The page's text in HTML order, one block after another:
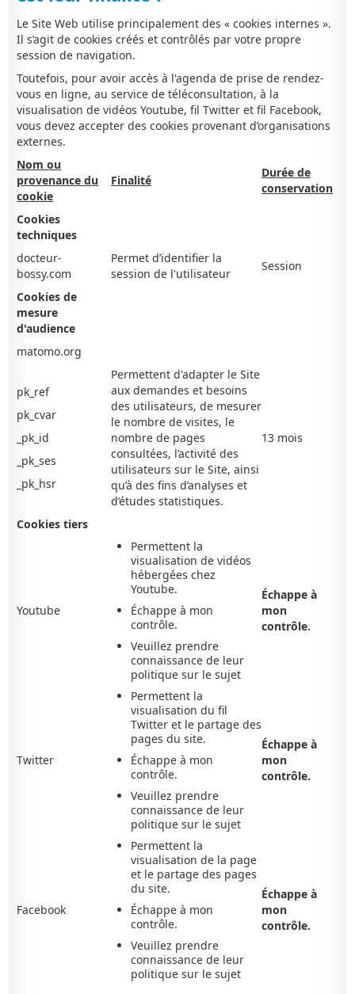
Le Site Web utilise principalement des « cookies internes ».
Il s’agit de cookies créés et contrôlés par votre propre
session de navigation.
Toutefois, pour avoir accès à l'agenda de prise de rendez-
vous en ligne, au service de téléconsultation, à la
visualisation de vidéos Youtube, fil Twitter et fil Facebook,
vous devez accepter des cookies provenant d’organisations
externes.
Nom ou
provenance du
cookie
Finalité
Durée de
conservation
Cookies
techniques
docteur-
bossy.com
Permet d’identifier la
session de l'utilisateur
Session
Cookies de
mesure
d'audience
matomo.org
pk_ref
pk_cvar
_pk_id
_pk_ses
_pk_hsr
Permettent d'adapter le Site
aux demandes et besoins
des utilisateurs, de mesurer
le nombre de visites, le
nombre de pages
consultées, l’activité des
utilisateurs sur le Site, ainsi
qu’à des fins d’analyses et
d’études statistiques.
13 mois
Cookies tiers
Youtube
Permettent la
visualisation de vidéos
hébergées chez
Youtube.
Échappe à mon
contrôle.
Veuillez prendre
connaissance de leur
politique sur le sujet
Échappe à
mon
contrôle.
Twitter
Permettent la
visualisation du fil
Twitter et le partage des
pages du site.
Échappe à mon
contrôle.
Veuillez prendre
connaissance de leur
politique sur le sujet
Échappe à
mon
contrôle.
Facebook
Permettent la
visualisation de la page
et le partage des pages
du site.
Échappe à mon
contrôle.
Veuillez prendre
connaissance de leur
politique sur le sujet
Échappe à
mon
contrôle.